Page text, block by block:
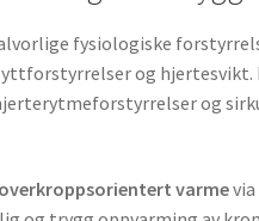
fysiologiske
og hjertesvikt.
og
varme